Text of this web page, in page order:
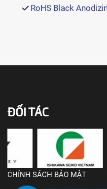
RoHS Black
ĐỐI TÁC
CHÍNH SÁCH BẢO MẬT